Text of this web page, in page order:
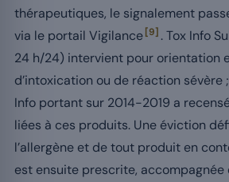
thérapeutiques, le signalement
via le portail Vigilance[9] . Tox Info
24 h/24) intervient pour orientation
d’intoxication ou de réaction sévère
Info portant sur 2014-2019 a
liées à ces produits. Une éviction
l’allergène et de tout produit en
est ensuite prescrite,